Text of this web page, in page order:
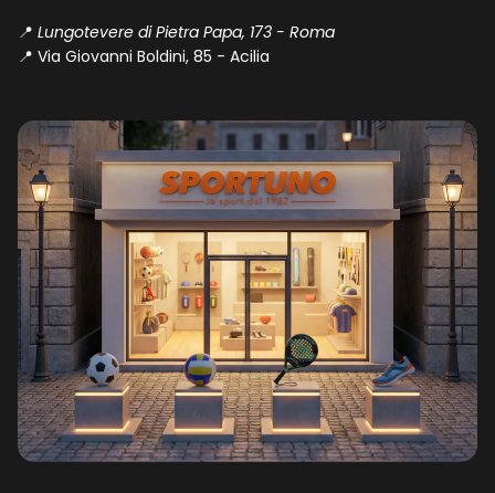
📍 Lungotevere di Pietra Papa, 173 - Roma
📍 Via Giovanni Boldini, 85 - Acilia